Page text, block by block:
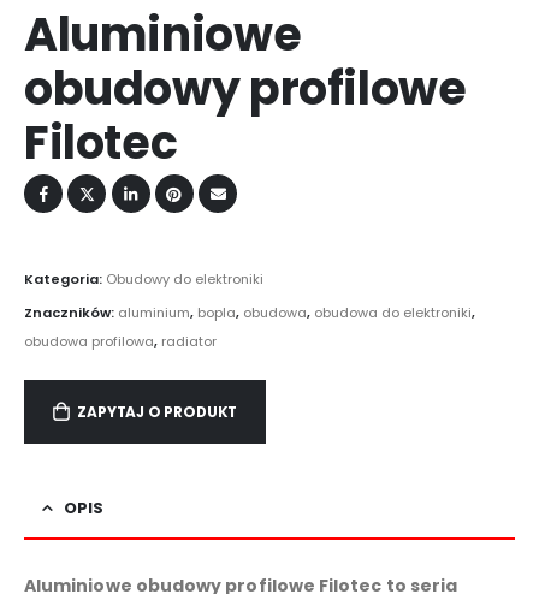
Aluminiowe
obudowy profilowe
Filotec
Kategoria: Obudowy do elektroniki
Znaczników: aluminium, bopla, obudowa, obudowa do elektroniki,
obudowa profilowa, radiator
ZAPYTAJ O PRODUKT
OPIS
Aluminiowe obudowy profilowe Filotec to seria